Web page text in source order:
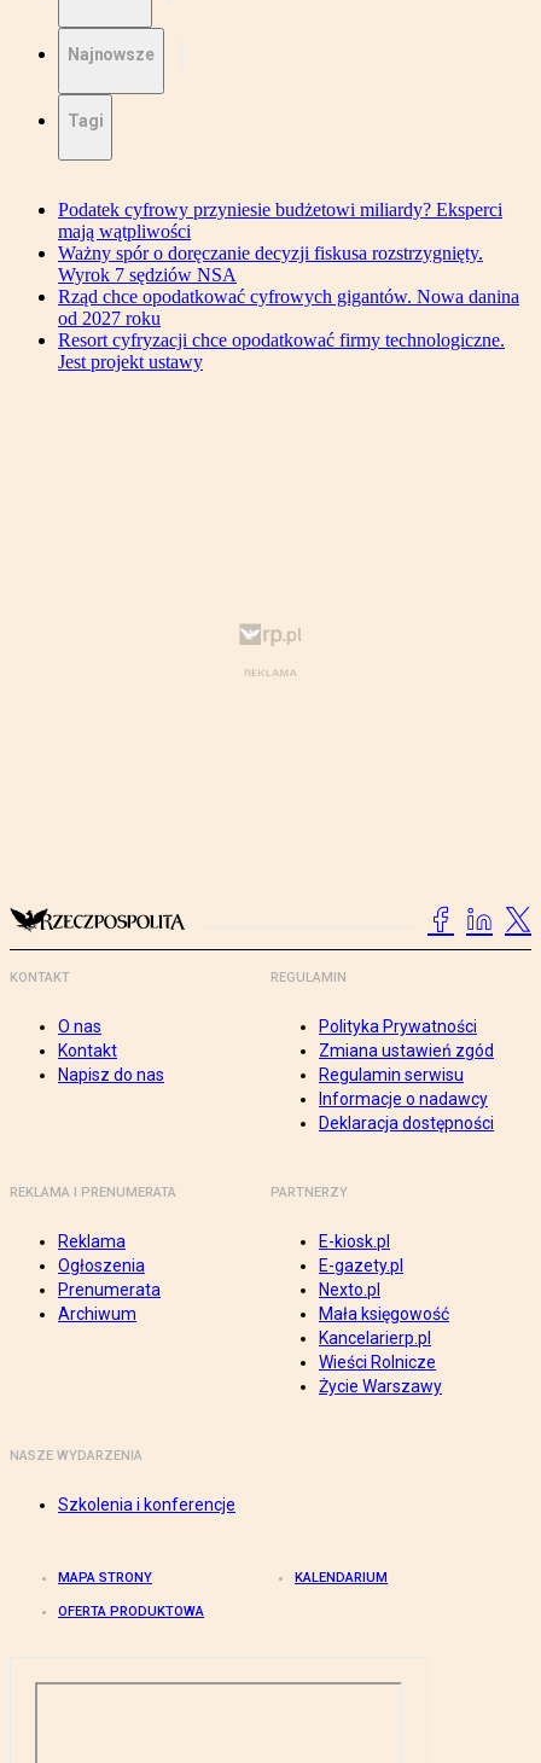
Najnowsze
Tagi
Podatek cyfrowy przyniesie budżetowi miliardy? Eksperci
mają wątpliwości
Ważny spór o doręczanie decyzji fiskusa rozstrzygnięty.
Wyrok 7 sędziów NSA
Rząd chce opodatkować cyfrowych gigantów. Nowa danina
od 2027 roku
Resort cyfryzacji chce opodatkować firmy technologiczne.
Jest projekt ustawy
KONTAKT
O nas
Kontakt
Napisz do nas
REGULAMIN
Polityka Prywatności
Zmiana ustawień zgód
Regulamin serwisu
Informacje o nadawcy
Deklaracja dostępności
REKLAMA I PRENUMERATA
Reklama
Ogłoszenia
Prenumerata
Archiwum
PARTNERZY
E-kiosk.pl
E-gazety.pl
Nexto.pl
Mała księgowość
Kancelarierp.pl
Wieści Rolnicze
Życie Warszawy
NASZE WYDARZENIA
Szkolenia i konferencje
MAPA STRONY KALENDARIUM
OFERTA PRODUKTOWA